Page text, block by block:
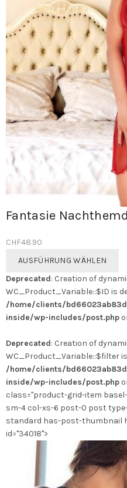
Fantasie
CHF48.90
AUSFÜHRUNG WÄHLEN
Deprecated: Creation of
WC_Product_Variable::$ID is
/home/clients/
inside/wp-includes/post.php
Deprecated: Creation of
WC_Product_Variable::$filter
/home/clients/
inside/wp-includes/post.php
class="product-grid-item
sm-4 col-xs-6 post-0 post
standard has-post-thumbnail
id="34018">